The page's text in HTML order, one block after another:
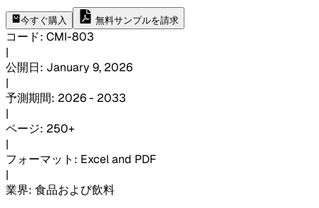
今すぐ購入 無料サンプルを請求
コード: CMI-803
|
公開日: January 9, 2026
|
予測期間: 2026 - 2033
|
ページ: 250+
|
フォーマット : Excel and PDF
|
業界: 食品および飲料